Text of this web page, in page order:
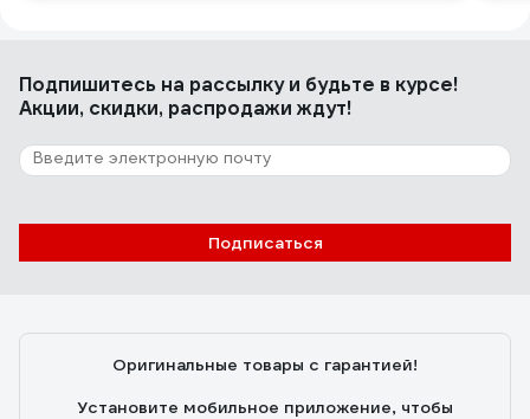
Подпишитесь на рассылкуи будьте в курсе!
Акции, скидки, распродажи ждут!
Подписаться
Оригинальные товары с гарантией!
Установите мобильное приложение, чтобы